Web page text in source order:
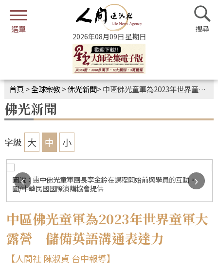
2026年08月09日 星期日
首頁 >全球宗教>佛光新聞>中區佛光童軍為2023年世界童軍大露營 儲備英語溝通表達力
佛光新聞
字級 大 中 小
圖說：惠中佛光童軍團長李金鈴在課程開始前與學員的互動。
圖/中華民國國際演講協會提供
‹ ›
中區佛光童軍為2023年世界童軍大
露營 儲備英語溝通表達力
【人間社 陳淑貞 台中報導】